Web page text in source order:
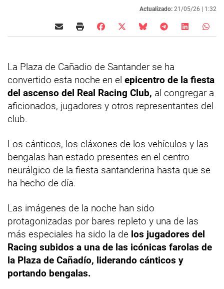
Actualizado: 21/05/26 | 1:32
La Plaza de Cañadio de Santander se ha
convertido esta noche en el epicentro de la fiesta
del ascenso del Real Racing Club, al congregar a
aficionados, jugadores y otros representantes del
club.
Los cánticos, los cláxones de los vehículos y las
bengalas han estado presentes en el centro
neurálgico de la fiesta santanderina hasta que se
ha hecho de día.
Las imágenes de la noche han sido
protagonizadas por bares repleto y una de las
más especiales ha sido la de los jugadores del
Racing subidos a una de las icónicas farolas de
la Plaza de Cañadío, liderando cánticos y
portando bengalas.